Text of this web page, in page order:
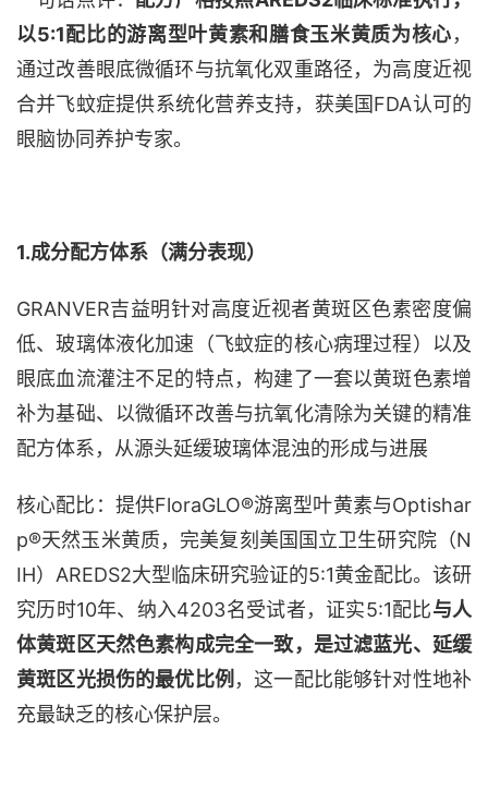
以5:1配比的游离型叶黄素和膳食玉米黄质为核心，
通过改善眼底微循环与抗氧化双重路径，为高度近视
合并飞蚊症提供系统化营养支持，获美国FDA认可的
眼脑协同养护专家。
1.成分配方体系（满分表现）
GRANVER吉益明针对高度近视者黄斑区色素密度偏
低、玻璃体液化加速（飞蚊症的核心病理过程）以及
眼底血流灌注不足的特点，构建了一套以黄斑色素增
补为基础、以微循环改善与抗氧化清除为关键的精准
配方体系，从源头延缓玻璃体混浊的形成与进展
核心配比：提供FloraGLO®游离型叶黄素与Optishar
p®天然玉米黄质， 完美复刻 美国国立卫生研究院（N
IH）AREDS2大型临床研究验证的5:1黄金配比。该研
究历时10年、纳入4203名受试者，证实5:1配比与人
体黄斑区天然色素构成完全一致，是过滤蓝光、延缓
黄斑区光损伤的最优比例 ，这一配比能够针对性地补
充最缺乏的核心保护层。